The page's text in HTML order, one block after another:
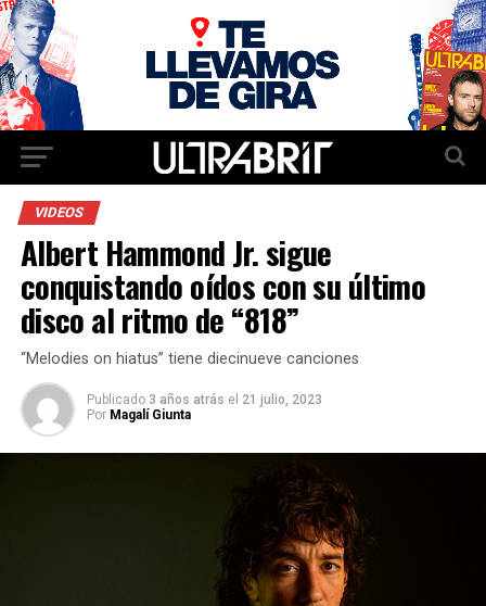
VIDEOS
Albert Hammond Jr. sigue
conquistando oídos con su último
disco al ritmo de “818”
“Melodies on hiatus” tiene diecinueve canciones
Publicado 3 años atrás el 21 julio, 2023
Por Magalí Giunta